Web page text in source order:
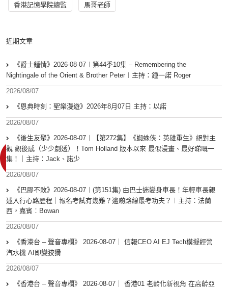
香港記憶學院總監 馬哥老師
近期文章
《爵士鍾情》2026-08-07︱第44季10集 – Remembering the
Nightingale of the Orient & Brother Peter︱主持：鍾一諾 Roger
2026/08/07
《恩典時刻：聖樂漫遊》2026年8月07日 主持：以諾
2026/08/07
《後生友聚》2026-08-07︱【第272集】《蜘蛛俠：英雄重生》絕對主
觀 觀後感（少少劇透）！Tom Holland 版本以來 最似漫畫、最好睇嘅一
集！｜主持：Jack、諾少
2026/08/07
《巴膠不敗》2026-08-07︱(第151集) 由巴士迷變身車長！年輕車長親
述入行心路歷程｜報名考試有幾難？邊啲路線最考功夫？︱主持：法蘭
西，嘉賓︰Bowan
2026/08/07
《香港台 – 聲音專欄》 2026-08-07｜ 信報CEO AI EJ Tech模擬經營
汽水機 AI即變狡猾
2026/08/07
《香港台 – 聲音專欄》 2026-08-07｜ 香港01 老齡化新視角 在高齡亞